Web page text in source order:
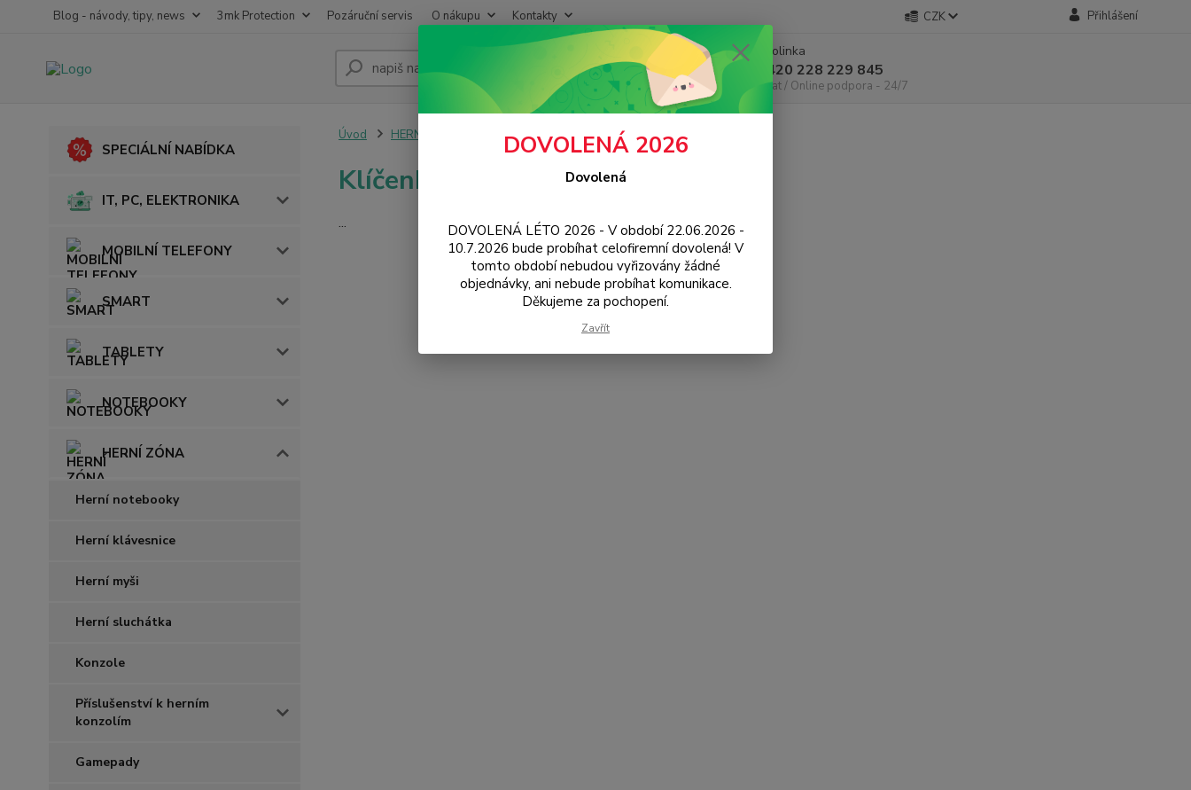
Blog - návody, tipy, news 3mk Protection Pozáruční servis O nákupu Kontakty CZK Přihlášení
Hledat
Infolinka
+420 228 229 845
Chat / Online podpora - 24/7
SPECIÁLNÍ NABÍDKA
IT, PC, ELEKTRONIKA
MOBILNÍ TELEFONY
SMART
TABLETY
NOTEBOOKY
HERNÍ ZÓNA
Herní notebooky
Herní klávesnice
Herní myši
Herní sluchátka
Konzole
Příslušenství k herním
konzolím
Gamepady
Úvod HERNÍ ZÓNA Klíčenky
Klíčenky
...
DOVOLENÁ 2026
Dovolená
DOVOLENÁ LÉTO 2026 - V období 22.06.2026 -
10.7.2026 bude probíhat celofiremní dovolená! V
tomto období nebudou vyřizovány žádné
objednávky, ani nebude probíhat komunikace.
Děkujeme za pochopení.
Zavřít